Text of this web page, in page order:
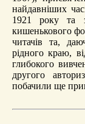
найдавніших
1921 року та
кишенькового
читачів та,
рідного краю,
глибокого
другого
побачили ще